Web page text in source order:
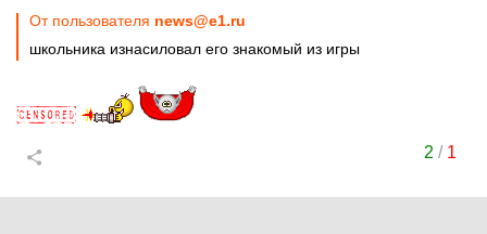
От пользователя news@e1.ru
школьника изнасиловал его знакомый из игры
2 / 1